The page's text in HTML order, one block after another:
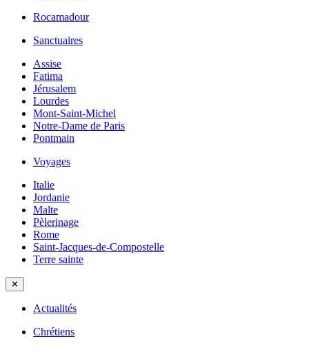
Rocamadour
Sanctuaires
Assise
Fatima
Jérusalem
Lourdes
Mont-Saint-Michel
Notre-Dame de Paris
Pontmain
Voyages
Italie
Jordanie
Malte
Pèlerinage
Rome
Saint-Jacques-de-Compostelle
Terre sainte
✕
Actualités
Chrétiens